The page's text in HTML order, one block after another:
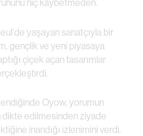
hiç kaybetmeden.
yaşayan sanatçıyla bir
gençlik ve yeni piyasaya
çiçek açan tasarımlar
Oyow, yorumun
dikte edilmesinden ziyade
inandığı izlenimini verdi.